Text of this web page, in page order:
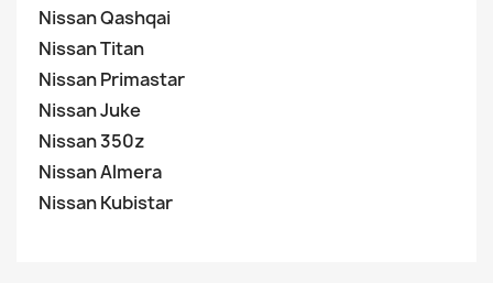
Nissan Qashqai
Nissan Titan
Nissan Primastar
Nissan Juke
Nissan 350z
Nissan Almera
Nissan Kubistar